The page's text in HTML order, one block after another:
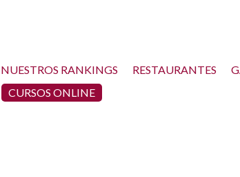
NUESTROS RANKINGS RESTAURANTES
CURSOS ONLINE